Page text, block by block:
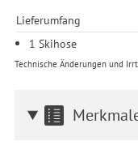
Lieferumfang
1 Skihose
Technische Änderungen und